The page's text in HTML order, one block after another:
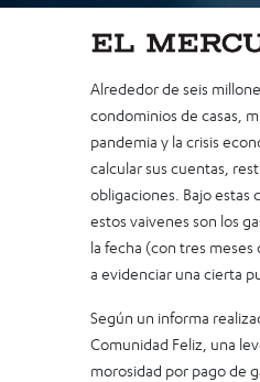
Alrededor de seis
condominios de casas,
pandemia y la crisis
calcular sus cuentas,
obligaciones. Bajo estas
estos vaivenes son los
la fecha (con tres
a evidenciar una cierta
Según un informa
Comunidad Feliz, una
morosidad por pago de